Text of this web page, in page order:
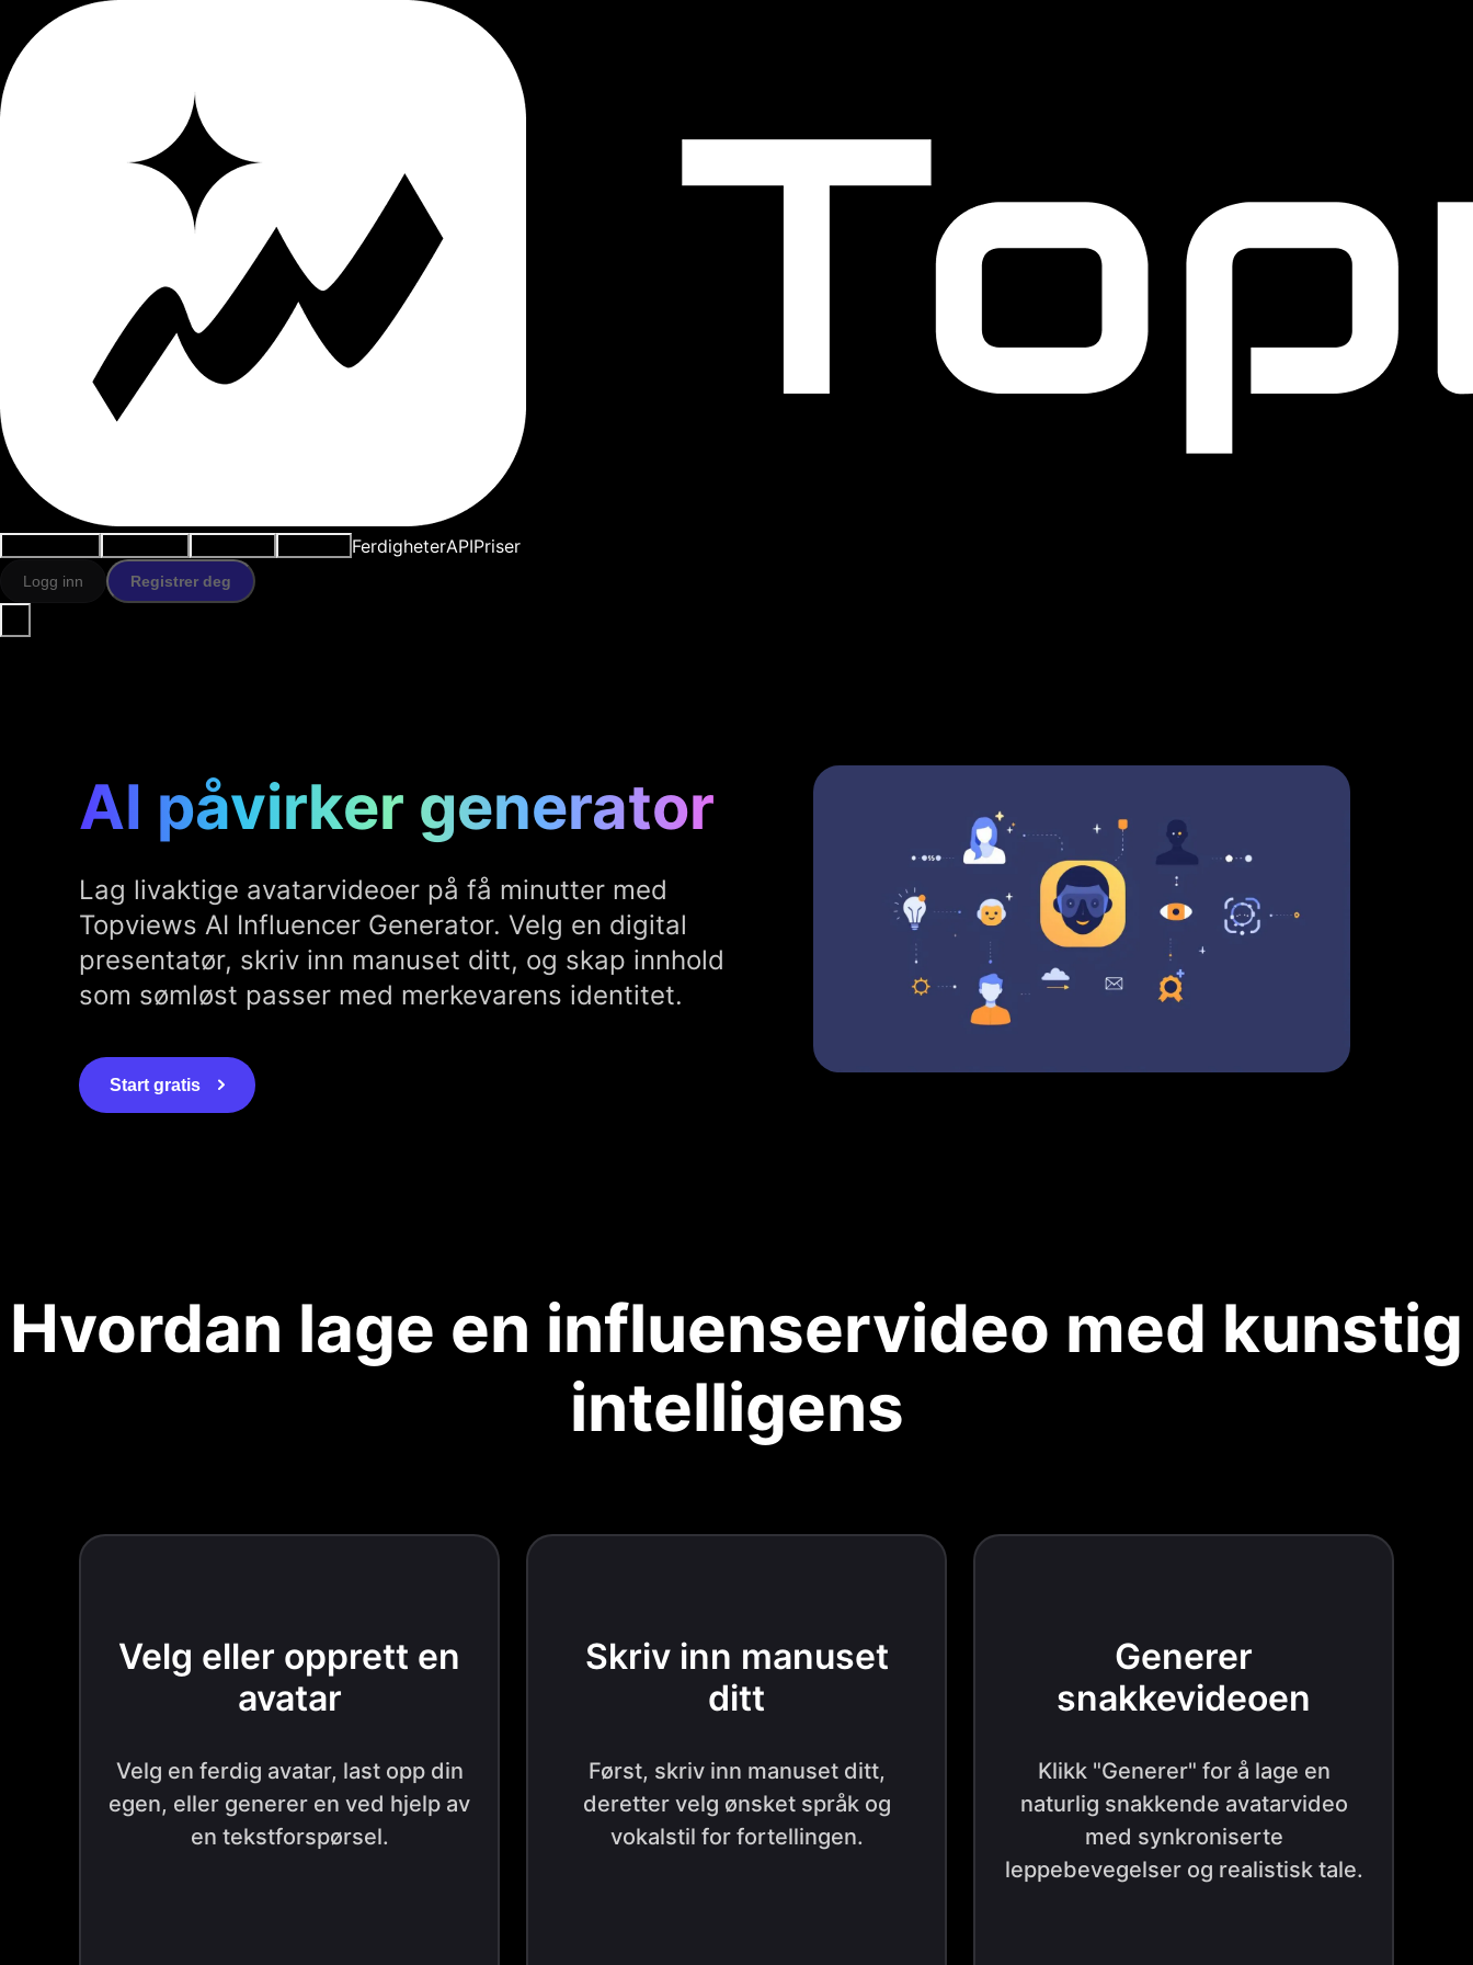
FerdigheterAPIPriser
Logg inn Registrer deg
AI påvirker generator
Lag livaktige avatarvideoer på få minutter med
Topviews AI Influencer Generator. Velg en digital
presentatør, skriv inn manuset ditt, og skap innhold
som sømløst passer med merkevarens identitet.
Start gratis
Hvordan lage en influenservideo med kunstig
intelligens
Velg eller opprett en
avatar
Velg en ferdig avatar, last opp din
egen, eller generer en ved hjelp av
en tekstforspørsel.
Skriv inn manuset
ditt
Først, skriv inn manuset ditt,
deretter velg ønsket språk og
vokalstil for fortellingen.
Generer
snakkevideoen
Klikk "Generer" for å lage en
naturlig snakkende avatarvideo
med synkroniserte
leppebevegelser og realistisk tale.